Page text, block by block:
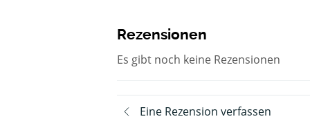
Rezensionen
Es gibt noch keine Rezensionen
Eine Rezension verfassen